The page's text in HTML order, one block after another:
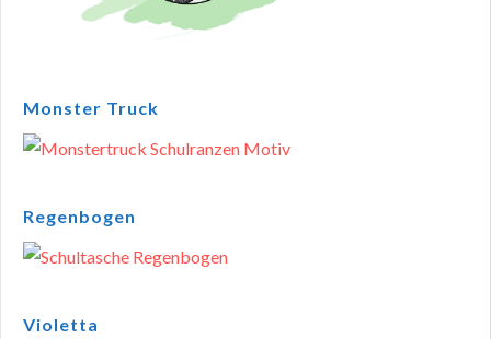
Monster Truck
Regenbogen
Violetta